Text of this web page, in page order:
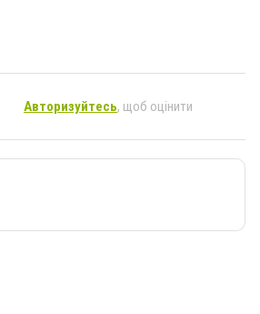
Авторизуйтесь, щоб оцінити